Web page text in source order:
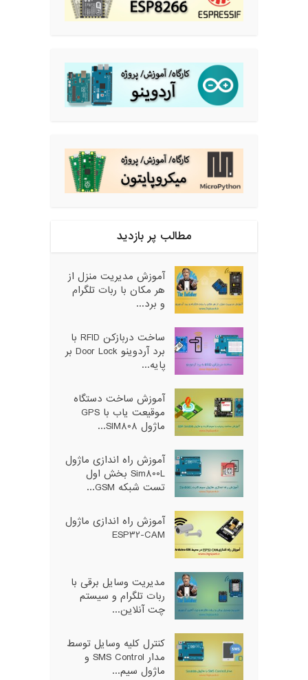
مطالب پر بازدید
آموزش مدیریت منزل از
هر مکان با ربات تلگرام
و برد...
ساخت دربازکن RFID با
برد آردوینو Door Lock بر
پایه...
آموزش ساخت دستگاه
موقیعت یاب با GPS
ماژول SIM808...
آموزش راه اندازی ماژول
Sim800L بخش اول
تست شبکه GSM...
آموزش راه اندازی ماژول
ESP32-CAM
مدیریت وسایل برقی با
ربات تلگرام و سیستم
چت آنلاین...
کنترل کلیه وسایل توسط
مدار SMS Control و
ماژول سیم...